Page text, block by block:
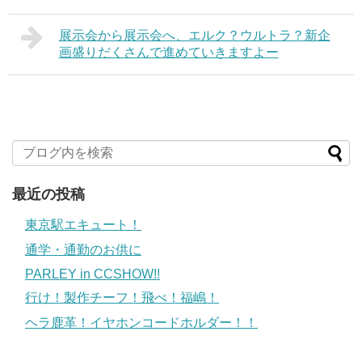
展示会から展示会へ、エルク？ウルトラ？新企
画盛りだくさんで進めていきますよー
最近の投稿
東京駅エキュート！
通学・通勤のお供に
PARLEY in CCSHOW!!
行け！製作チーフ！飛べ！福嶋！
ヘラ鹿革！イヤホンコードホルダー！！